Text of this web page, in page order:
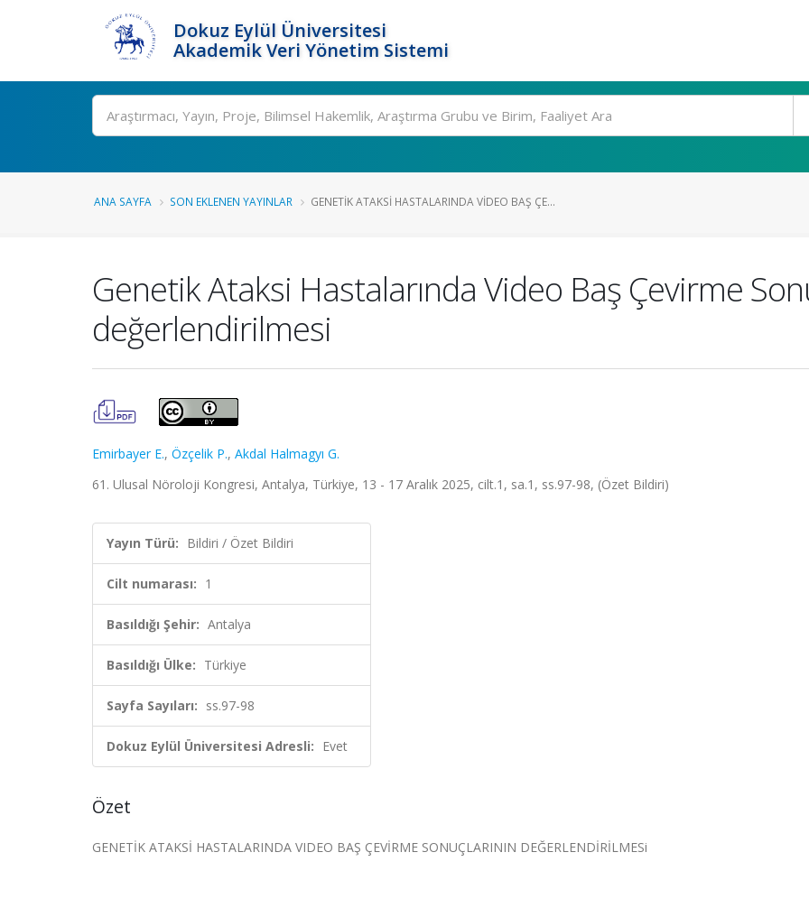
Dokuz Eylül Üniversitesi
Akademik Veri Yönetim Sistemi
Ara
ANA SAYFA SON EKLENEN YAYINLAR GENETIK ATAKSI HASTALARINDA VIDEO BAŞ ÇE...
Genetik Ataksi Hastalarında Video Baş Çevirme
değerlendirilmesi
Emirbayer E., Özçelik P., Akdal Halmagyı G.
61. Ulusal Nöroloji Kongresi, Antalya, Türkiye, 13 - 17 Aralık 2025, cilt.1, sa.1, ss.97-98, (Özet Bildiri)
Yayın Türü: Bildiri / Özet Bildiri
Cilt numarası: 1
Basıldığı Şehir: Antalya
Basıldığı Ülke: Türkiye
Sayfa Sayıları: ss.97-98
Dokuz Eylül Üniversitesi Adresli: Evet
Özet
GENETİK ATAKSİ HASTALARINDA VIDEO BAŞ ÇEVİRME SONUÇLARININ DEĞERLENDİRİLMESi